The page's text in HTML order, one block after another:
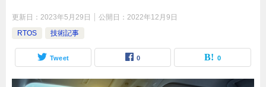
更新日： 2023年5月29日 公開日： 2022年12月9日
RTOS
技術記事
Tweet 0 0